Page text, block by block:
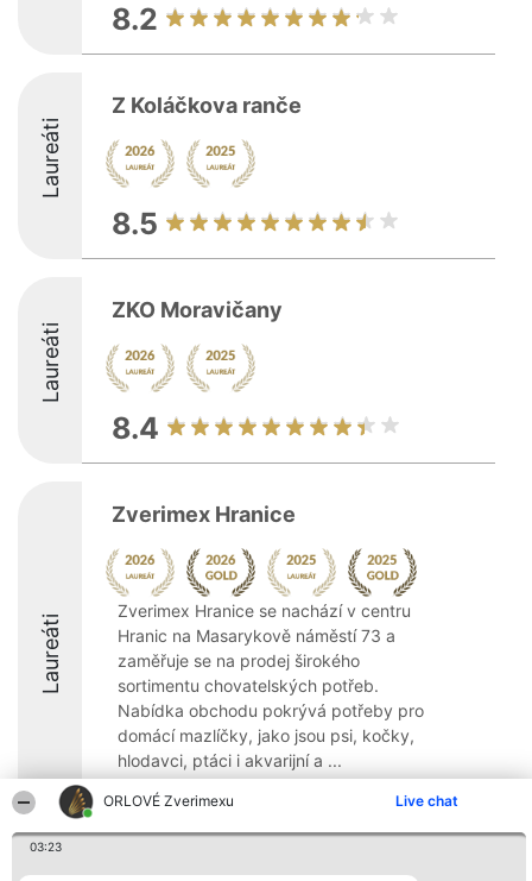
ORLOVÉ Zverimexu Live chat
03:23
8.2
Laureáti
Z Koláčkova ranče
8.5
Laureáti
ZKO Moravičany
8.4
Laureáti
Zverimex Hranice
Zverimex Hranice se nachází v centru
Hranic na Masarykově náměstí 73 a
zaměřuje se na prodej širokého
sortimentu chovatelských potřeb.
Nabídka obchodu pokrývá potřeby pro
domácí mazlíčky, jako jsou psi, kočky,
hlodavci, ptáci i akvarijní a ...
9.8